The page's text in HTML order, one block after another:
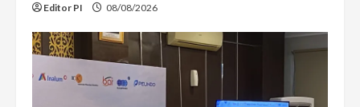
Editor PI 08/08/2026